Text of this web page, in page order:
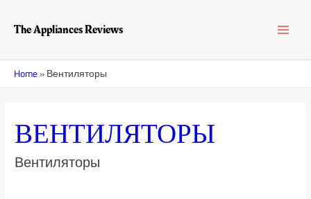
содержимому
The Appliances Reviews
Home»Вентиляторы
ВЕНТИЛЯТОРЫ
Вентиляторы